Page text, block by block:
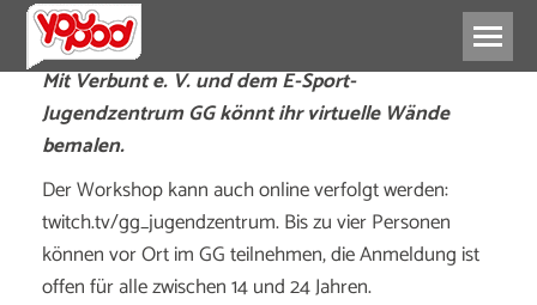
Mit Verbunt e. V. und dem E-Sport-
Jugendzentrum GG könnt ihr virtuelle Wände
bemalen.
Der Workshop kann auch online verfolgt werden:
twitch.tv/gg_jugendzentrum. Bis zu vier Personen
können vor Ort im GG teilnehmen, die Anmeldung ist
offen für alle zwischen 14 und 24 Jahren.